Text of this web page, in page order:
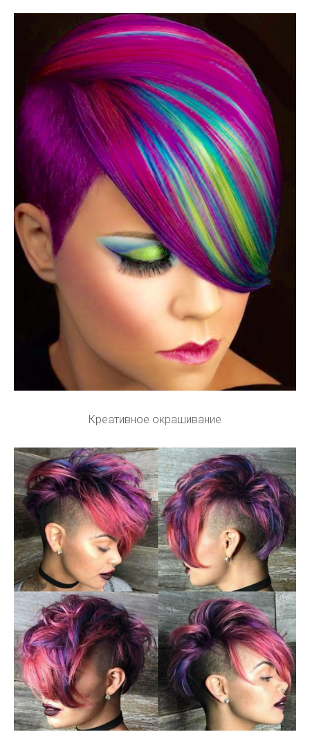
Креативное окрашивание